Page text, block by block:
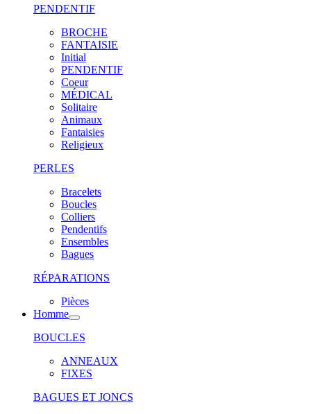
PENDENTIF
BROCHE
FANTAISIE
Initial
PENDENTIF
Coeur
MÉDICAL
Solitaire
Animaux
Fantaisies
Religieux
PERLES
Bracelets
Boucles
Colliers
Pendentifs
Ensembles
Bagues
RÉPARATIONS
Pièces
Homme
BOUCLES
ANNEAUX
FIXES
BAGUES ET JONCS